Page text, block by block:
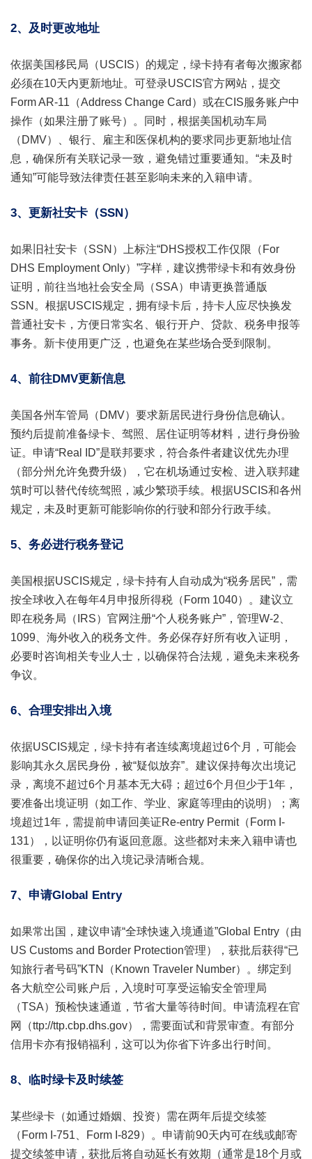
2、及时更改地址
依据美国移民局（USCIS）的规定，绿卡持有者每次搬家都
必须在10天内更新地址。可登录USCIS官方网站，提交
Form AR-11（Address Change Card）或在CIS服务账户中
操作（如果注册了账号）。同时，根据美国机动车局
（DMV）、银行、雇主和医保机构的要求同步更新地址信
息，确保所有关联记录一致，避免错过重要通知。“未及时
通知”可能导致法律责任甚至影响未来的入籍申请。
3、更新社安卡（SSN）
如果旧社安卡（SSN）上标注“DHS授权工作仅限（For
DHS Employment Only）”字样，建议携带绿卡和有效身份
证明，前往当地社会安全局（SSA）申请更换普通版
SSN。根据USCIS规定，拥有绿卡后，持卡人应尽快换发
普通社安卡，方便日常实名、银行开户、贷款、税务申报等
事务。新卡使用更广泛，也避免在某些场合受到限制。
4、前往DMV更新信息
美国各州车管局（DMV）要求新居民进行身份信息确认。
预约后提前准备绿卡、驾照、居住证明等材料，进行身份验
证。申请“Real ID”是联邦要求，符合条件者建议优先办理
（部分州允许免费升级），它在机场通过安检、进入联邦建
筑时可以替代传统驾照，减少繁琐手续。根据USCIS和各州
规定，未及时更新可能影响你的行驶和部分行政手续。
5、务必进行税务登记
美国根据USCIS规定，绿卡持有人自动成为“税务居民”，需
按全球收入在每年4月申报所得税（Form 1040）。建议立
即在税务局（IRS）官网注册“个人税务账户”，管理W-2、
1099、海外收入的税务文件。务必保存好所有收入证明，
必要时咨询相关专业人士，以确保符合法规，避免未来税务
争议。
6、合理安排出入境
依据USCIS规定，绿卡持有者连续离境超过6个月，可能会
影响其永久居民身份，被“疑似放弃”。建议保持每次出境记
录，离境不超过6个月基本无大碍；超过6个月但少于1年，
要准备出境证明（如工作、学业、家庭等理由的说明）；离
境超过1年，需提前申请回美证Re-entry Permit（Form I-
131），以证明你仍有返回意愿。这些都对未来入籍申请也
很重要，确保你的出入境记录清晰合规。
7、申请Global Entry
如果常出国，建议申请“全球快速入境通道”Global Entry（由
US Customs and Border Protection管理），获批后获得“已
知旅行者号码”KTN（Known Traveler Number）。绑定到
各大航空公司账户后，入境时可享受运输安全管理局
（TSA）预检快速通道，节省大量等待时间。申请流程在官
网（ttp://ttp.cbp.dhs.gov），需要面试和背景审查。有部分
信用卡亦有报销福利，这可以为你省下许多出行时间。
8、临时绿卡及时续签
某些绿卡（如通过婚姻、投资）需在两年后提交续签
（Form I-751、Form I-829）。申请前90天内可在线或邮寄
提交续签申请，获批后将自动延长有效期（通常是18个月或